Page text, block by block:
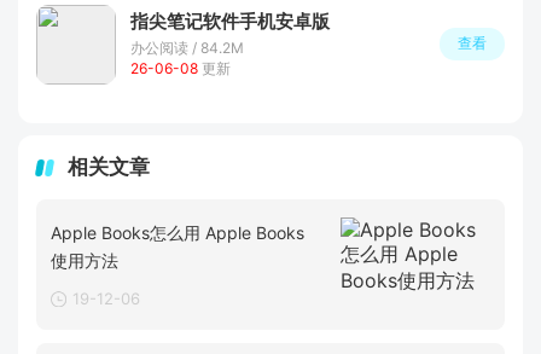
指尖笔记软件手机安卓版
办公阅读 / 84.2M
26-06-08 更新
查看
相关文章
Apple Books怎么用 Apple Books
使用方法
19-12-06